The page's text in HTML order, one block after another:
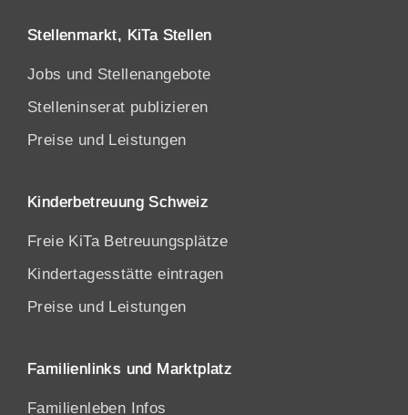
Stellenmarkt, KiTa Stellen
Jobs und Stellenangebote
Stelleninserat publizieren
Preise und Leistungen
Kinderbetreuung Schweiz
Freie KiTa Betreuungsplätze
Kindertagesstätte eintragen
Preise und Leistungen
Familienlinks und Marktplatz
Familienleben Infos